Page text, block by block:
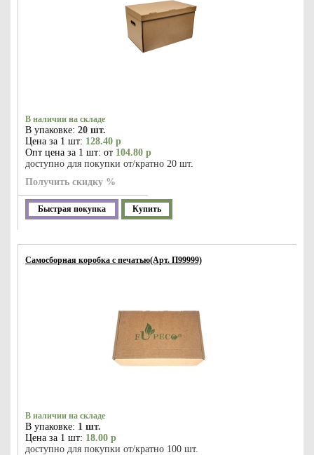
В наличии на складе
В упаковке: 20 шт.
Цена за 1 шт: 128.40 р
Опт цена за 1 шт: от 104.80 р
доступно для покупки от/кратно 20 шт.
Получить скидку %
Быстрая покупка Купить
Самосборная коробка с печатью(Арт. П99999)
В наличии на складе
В упаковке: 1 шт.
Цена за 1 шт: 18.00 р
доступно для покупки от/кратно 100 шт.